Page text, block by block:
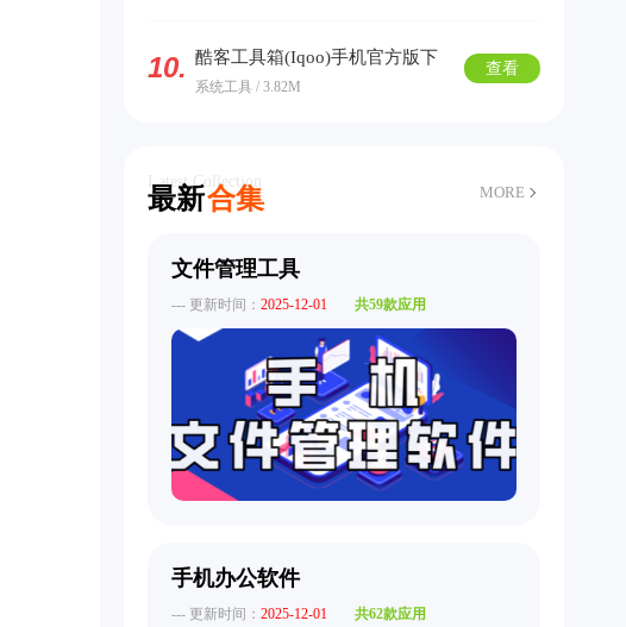
10. 酷客工具箱(Iqoo)手机官方版下
载
系统工具 / 3.82M
查看
最新合集
Latest Collection
MORE
文件管理工具
--- 更新时间： 2025-12-01 共59款应用
手机办公软件
--- 更新时间： 2025-12-01 共62款应用